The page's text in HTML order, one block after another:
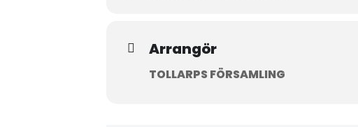
Arrangör
TOLLARPS FÖRSAMLING